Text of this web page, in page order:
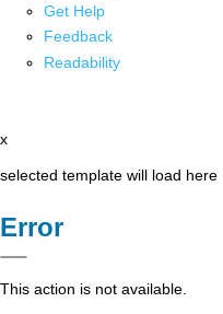
Get Help
Feedback
Readability
x
selected template will load here
Error
This action is not available.